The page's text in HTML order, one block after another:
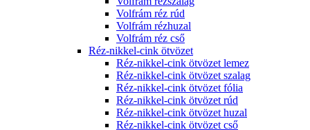
Volfrám réz rúd
Volfrám rézhuzal
Volfrám réz cső
Réz-nikkel-cink ötvözet
Réz-nikkel-cink ötvözet lemez
Réz-nikkel-cink ötvözet szalag
Réz-nikkel-cink ötvözet fólia
Réz-nikkel-cink ötvözet rúd
Réz-nikkel-cink ötvözet huzal
Réz-nikkel-cink ötvözet cső